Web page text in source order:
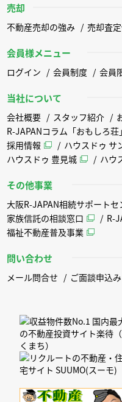
売却
不動産売却の強み 売却査
会員様メニュー
ログイン 会員制度 会員
当社について
会社概要 スタッフ紹介
R-JAPANコラム「おもしろ荘」
採用情報
ハウスドゥ サ
ハウスドゥ 豊見城
ハウ
その他事業
大阪R-JAPAN相続サポートセ
家族信託の相談窓口
R-
福祉不動産普及事業
問い合わせ
メール問合せ ご面談申込み